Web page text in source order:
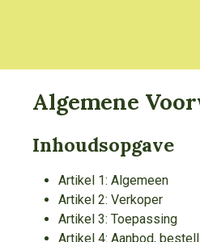
Algemene
Inhoudsopgave
Artikel 1: Algemeen
Artikel 2: Verkoper
Artikel 3: Toepassing
Artikel 4: Aanbod,